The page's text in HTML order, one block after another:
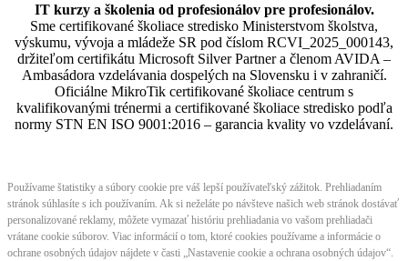
IT kurzy a školenia od profesionálov pre profesionálov.
Sme certifikované školiace stredisko Ministerstvom školstva,
výskumu, vývoja a mládeže SR pod číslom RCVI_2025_000143,
držiteľom certifikátu Microsoft Silver Partner a členom AVIDA –
Ambasádora vzdelávania dospelých na Slovensku i v zahraničí.​​​​​​​​​​​​​​​​
Oficiálne MikroTik certifikované školiace centrum s
kvalifikovanými trénermi ​​​​​​​​​​a certifikované školiace stredisko podľa
normy STN EN ISO 9001:2016 – garancia kvality vo vzdelávaní.
Používame štatistiky a súbory cookie pre váš lepší používateľský zážitok. Prehliadaním
stránok súhlasíte s ich používaním. Ak si neželáte po návšteve našich web stránok dostávať
personalizované reklamy, môžete vymazať históriu prehliadania vo vašom prehliadači
vrátane cookie súborov. Viac informácií o tom, ktoré cookies používame a informácie o
ochrane osobných údajov nájdete v časti „Nastavenie cookie a ochrana osobných údajov“.